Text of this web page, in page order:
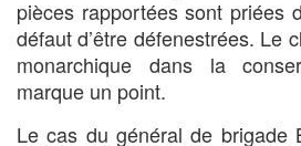
pièces rapportées sont priées
défaut d’être défenestrées. Le
monarchique dans la
marque un point.
Le cas du général de brigade